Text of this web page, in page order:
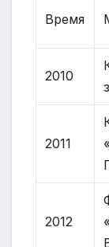
Время
2010
2011
2012